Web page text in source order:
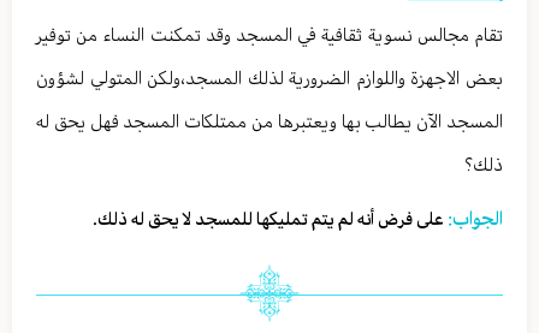
تقام مجالس نسوية ثقافية في المسجد وقد تمكنت النساء من توفير
بعض الاجهزة واللوازم الضرورية لذلك المسجد،ولكن المتولي لشؤون
المسجد الآن يطالب بها ويعتبرها من ممتلكات المسجد فهل يحق له
ذلك؟
الجواب: على فرض أنه لم يتم تمليكها للمسجد لا يحق له ذلك.